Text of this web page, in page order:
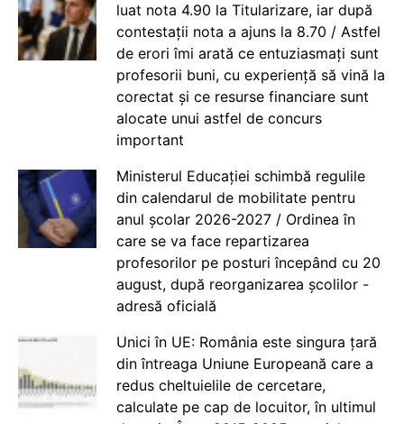
luat nota 4.90 la Titularizare, iar după
contestații nota a ajuns la 8.70 / Astfel
de erori îmi arată ce entuziasmați sunt
profesorii buni, cu experiență să vină la
corectat și ce resurse financiare sunt
alocate unui astfel de concurs
important
Ministerul Educației schimbă regulile
din calendarul de mobilitate pentru
anul școlar 2026-2027 / Ordinea în
care se va face repartizarea
profesorilor pe posturi începând cu 20
august, după reorganizarea școlilor -
adresă oficială
Unici în UE: România este singura țară
din întreaga Uniune Europeană care a
redus cheltuielile de cercetare,
calculate pe cap de locuitor, în ultimul